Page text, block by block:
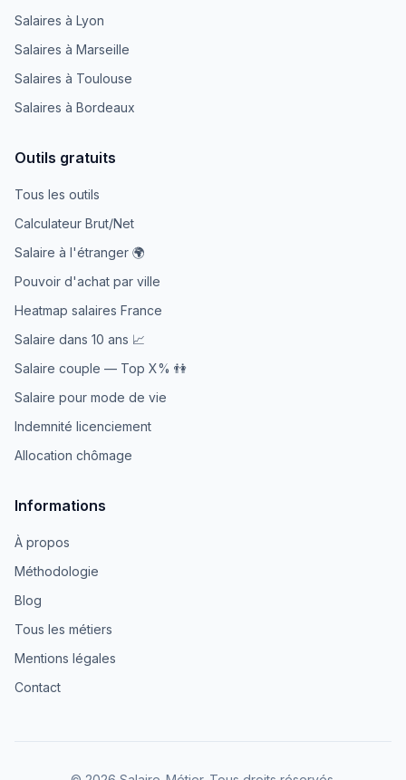
Salaires à Lyon
Salaires à Marseille
Salaires à Toulouse
Salaires à Bordeaux
Outils gratuits
Tous les outils
Calculateur Brut/Net
Salaire à l'étranger 🌍
Pouvoir d'achat par ville
Heatmap salaires France
Salaire dans 10 ans 📈
Salaire couple — Top X% 👫
Salaire pour mode de vie
Indemnité licenciement
Allocation chômage
Informations
À propos
Méthodologie
Blog
Tous les métiers
Mentions légales
Contact